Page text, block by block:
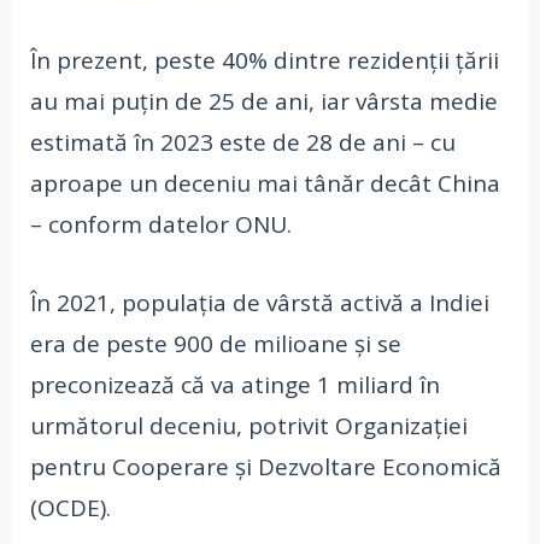
În prezent, peste 40% dintre rezidenții țării
au mai puțin de 25 de ani, iar vârsta medie
estimată în 2023 este de 28 de ani – cu
aproape un deceniu mai tânăr decât China
– conform datelor ONU.
În 2021, populația de vârstă activă a Indiei
era de peste 900 de milioane și se
preconizează că va atinge 1 miliard în
următorul deceniu, potrivit Organizației
pentru Cooperare și Dezvoltare Economică
(OCDE).